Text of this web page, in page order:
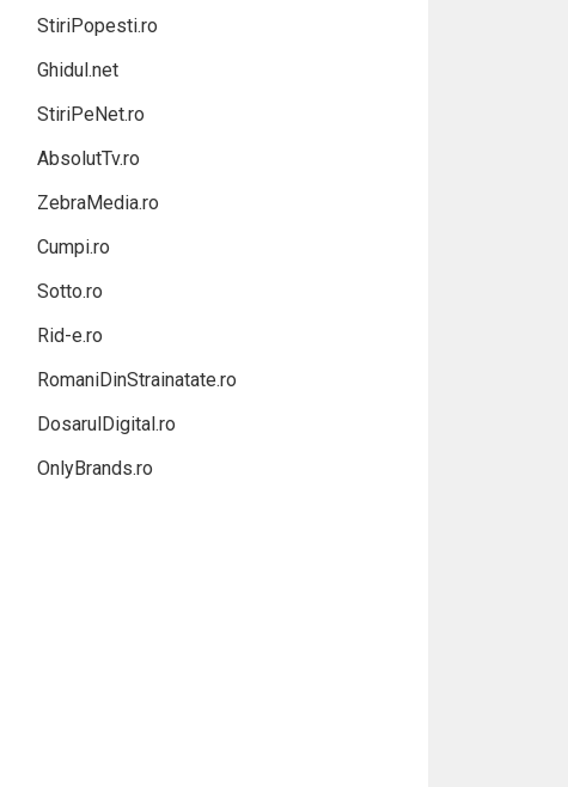
StiriPopesti.ro
Ghidul.net
StiriPeNet.ro
AbsolutTv.ro
ZebraMedia.ro
Cumpi.ro
Sotto.ro
Rid-e.ro
RomaniDinStrainatate.ro
DosarulDigital.ro
OnlyBrands.ro